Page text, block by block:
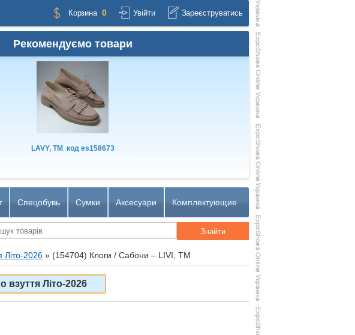
Корзина 0 Увійти Зареєструватись
Рекомендуємо товари
LAVY, TM кодes158673
Спецобувь Сумки Аксесуари Комплектующие
Літо-2026» (154704) Клоги / Сабони – LIVI, TM
взуття Літо-2026